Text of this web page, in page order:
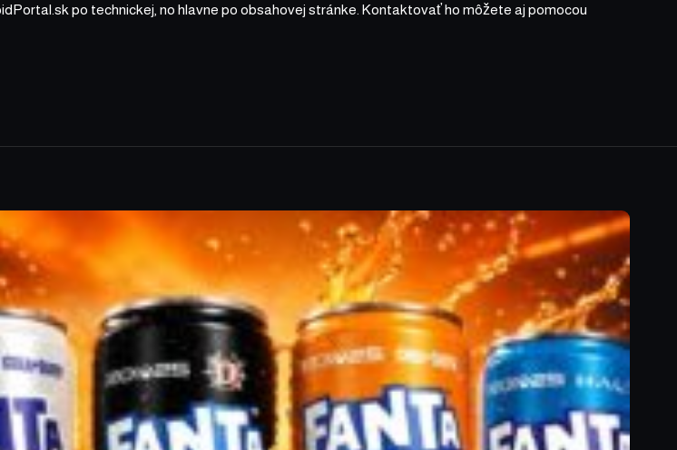
po technickej, no hlavne po obsahovej stránke. Kontaktovať ho môžete aj pomocou